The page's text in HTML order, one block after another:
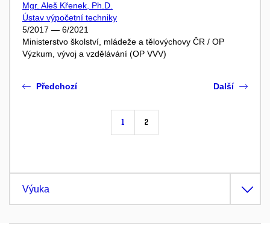
Mgr. Aleš Křenek, Ph.D.
Ústav výpočetní techniky
5/2017 — 6/2021
Ministerstvo školství, mládeže a tělovýchovy ČR / OP
Výzkum, vývoj a vzdělávání (OP VVV)
Předchozí
1 2
Další
Výuka